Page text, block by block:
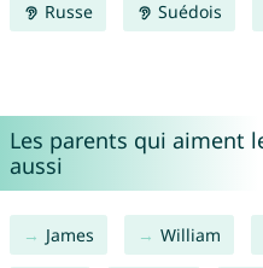
Russe Suédois
Les parents qui aiment
aussi
James William